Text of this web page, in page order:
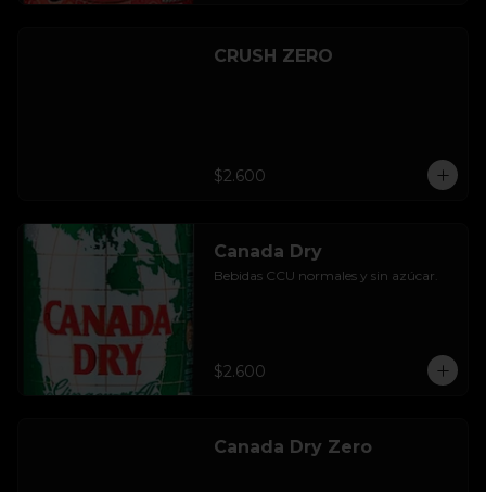
CRUSH ZERO
$2.600
Canada Dry
Bebidas CCU normales y sin azúcar.
$2.600
Canada Dry Zero